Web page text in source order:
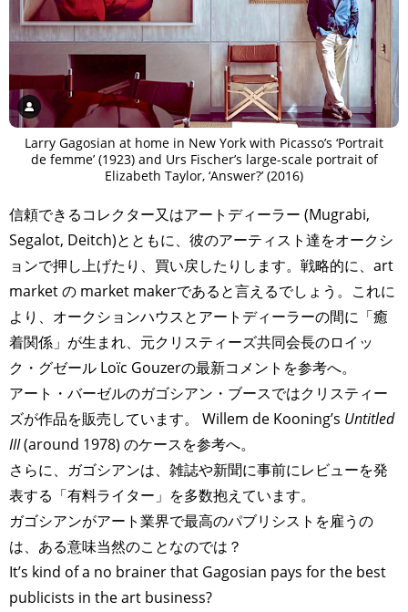
Larry Gagosian at home in New York with Picasso’s ‘Portrait
de femme’ (1923) and Urs Fischer’s large-scale portrait of
Elizabeth Taylor, ‘Answer?’ (2016)
信頼できるコレクター又はアートディーラー (Mugrabi,
Segalot, Deitch)とともに、彼のアーティスト達をオークシ
ョンで押し上げたり、買い戻したりします。戦略的に、art
market の market makerであると言えるでしょう。これに
より、オークションハウスとアートディーラーの間に「癒
着関係」が生まれ、元クリスティーズ共同会長のロイッ
ク・グゼール Loïc Gouzerの最新コメントを参考へ。
アート・バーゼルのガゴシアン・ブースではクリスティー
ズが作品を販売しています。 Willem de Kooning’s Untitled
III(around 1978) のケースを参考へ。
さらに、ガゴシアンは、雑誌や新聞に事前にレビューを発
表する「有料ライター」を多数抱えています。
ガゴシアンがアート業界で最高のパブリシストを雇うの
は、ある意味当然のことなのでは？
It’s kind of a no brainer that Gagosian pays for the best
publicists in the art business?